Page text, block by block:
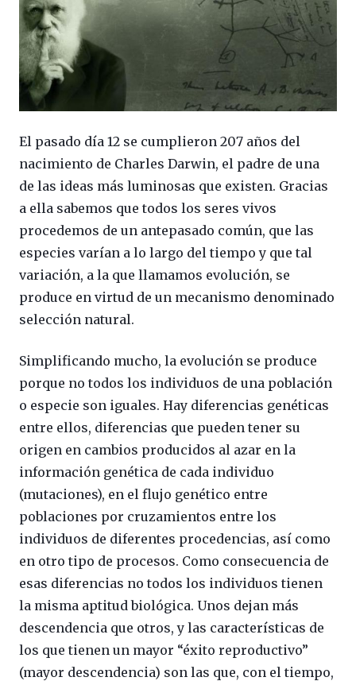
El pasado día 12 se cumplieron 207 años del
nacimiento de Charles Darwin, el padre de una
de las ideas más luminosas que existen. Gracias
a ella sabemos que todos los seres vivos
procedemos de un antepasado común, que las
especies varían a lo largo del tiempo y que tal
variación, a la que llamamos evolución, se
produce en virtud de un mecanismo denominado
selección natural.
Simplificando mucho, la evolución se produce
porque no todos los individuos de una población
o especie son iguales. Hay diferencias genéticas
entre ellos, diferencias que pueden tener su
origen en cambios producidos al azar en la
información genética de cada individuo
(mutaciones), en el flujo genético entre
poblaciones por cruzamientos entre los
individuos de diferentes procedencias, así como
en otro tipo de procesos. Como consecuencia de
esas diferencias no todos los individuos tienen
la misma aptitud biológica. Unos dejan más
descendencia que otros, y las características de
los que tienen un mayor “éxito reproductivo”
(mayor descendencia) son las que, con el tiempo,